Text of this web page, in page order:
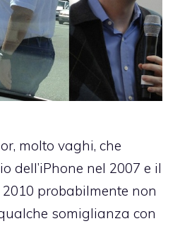
molto vaghi, che
dell’iPhone nel 2007 e il
probabilmente non
somiglianza con